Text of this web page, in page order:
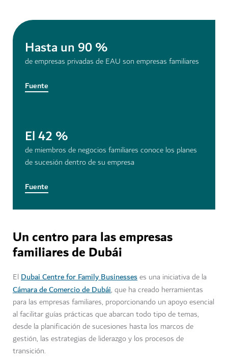
Hasta un 90 %
de empresas privadas de EAU son empresas familiares
Fuente
El 42 %
de miembros de negocios familiares conoce los planes
de sucesión dentro de su empresa
Fuente
Un centro para las empresas
familiares de Dubái
El Dubai Centre for Family Businesseses una iniciativa de la
Cámara de Comercio de Dubái, que ha creado herramientas
para las empresas familiares, proporcionando un apoyo esencial
al facilitar guías prácticas que abarcan todo tipo de temas,
desde la planificación de sucesiones hasta los marcos de
gestión, las estrategias de liderazgo y los procesos de
transición.